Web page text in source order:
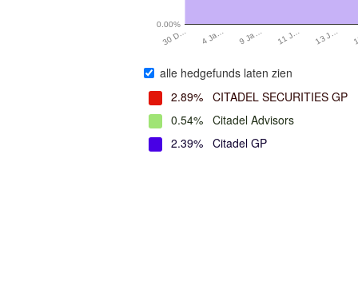
30 D… 4 Ja… 9 Ja… 11 J… 13 J…
0.00%
alle hedgefunds laten zien
2.89% CITADEL SECURITIES GP
0.54% Citadel Advisors
2.39% Citadel GP